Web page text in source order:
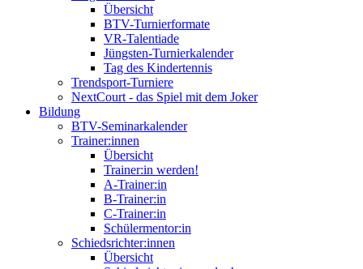
Übersicht
BTV-Turnierformate
VR-Talentiade
Jüngsten-Turnierkalender
Tag des Kindertennis
Trendsport-Turniere
NextCourt - das Spiel mit dem Joker
Bildung
BTV-Seminarkalender
Trainer:innen
Übersicht
Trainer:in werden!
A-Trainer:in
B-Trainer:in
C-Trainer:in
Schülermentor:in
Schiedsrichter:innen
Übersicht